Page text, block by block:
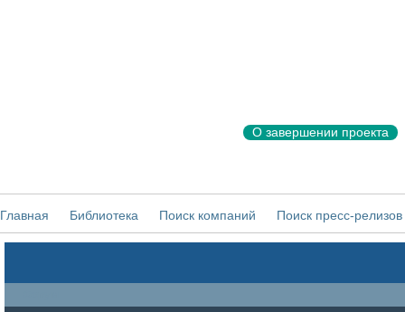
О завершении проекта
Главная Библиотека Поиск компаний Поиск пресс-релизов